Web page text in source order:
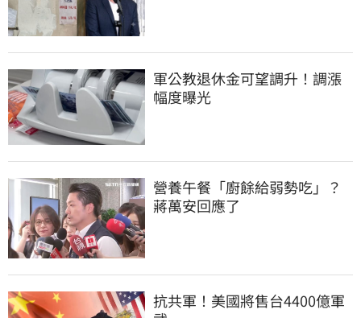
軍公教退休金可望調升！調漲
幅度曝光
營養午餐「廚餘給弱勢吃」？
蔣萬安回應了
抗共軍！美國將售台4400億軍